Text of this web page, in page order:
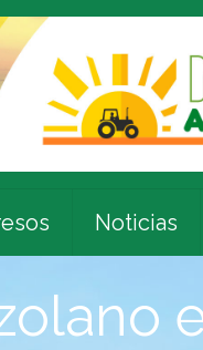
Noticias